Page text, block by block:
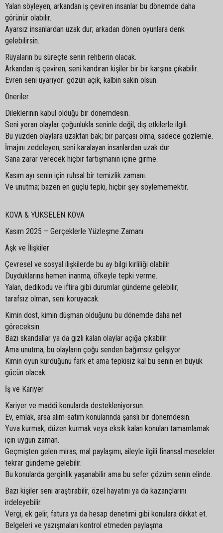
Yalan söyleyen, arkandan iş çeviren insanlar bu dönemde daha
görünür olabilir.
Ayarsız insanlardan uzak dur; arkadan dönen oyunlara denk
gelebilirsin.
Rüyaların bu süreçte senin rehberin olacak.
Arkandan iş çeviren, seni kandıran kişiler bir bir karşına çıkabilir.
Evren seni uyarıyor: gözün açık, kalbin sakin olsun.
Öneriler
Dileklerinin kabul olduğu bir dönemdesin.
Seni yoran olaylar çoğunlukla seninle değil, dış etkilerle ilgili.
Bu yüzden olaylara uzaktan bak; bir parçası olma, sadece gözlemle.
İmajını zedeleyen, seni karalayan insanlardan uzak dur.
Sana zarar verecek hiçbir tartışmanın içine girme.
Kasım ayı senin için ruhsal bir temizlik zamanı.
Ve unutma; bazen en güçlü tepki, hiçbir şey söylememektir.
KOVA & YÜKSELEN KOVA
Kasım 2025 – Gerçeklerle Yüzleşme Zamanı
Aşk ve İlişkiler
Çevresel ve sosyal ilişkilerde bu ay bilgi kirliliği olabilir.
Duyduklarına hemen inanma, öfkeyle tepki verme.
Yalan, dedikodu ve iftira gibi durumlar gündeme gelebilir;
tarafsız olman, seni koruyacak.
Kimin dost, kimin düşman olduğunu bu dönemde daha net
göreceksin.
Bazı skandallar ya da gizli kalan olaylar açığa çıkabilir.
Ama unutma, bu olayların çoğu senden bağımsız gelişiyor.
Kimin oyun kurduğunu fark et ama tepkisiz kal bu senin en büyük
gücün olacak.
İş ve Kariyer
Kariyer ve maddi konularda destekleniyorsun.
Ev, emlak, arsa alım-satım konularında şanslı bir dönemdesin.
Yuva kurmak, düzen kurmak veya eksik kalan konuları tamamlamak
için uygun zaman.
Geçmişten gelen miras, mal paylaşımı, aileyle ilgili finansal meseleler
tekrar gündeme gelebilir.
Bu konularda gerginlik yaşanabilir ama bu sefer çözüm senin elinde.
Bazı kişiler seni araştırabilir, özel hayatını ya da kazançlarını
irdeleyebilir.
Vergi, ek gelir, fatura ya da hesap denetimi gibi konulara dikkat et.
Belgeleri ve yazışmaları kontrol etmeden paylaşma.